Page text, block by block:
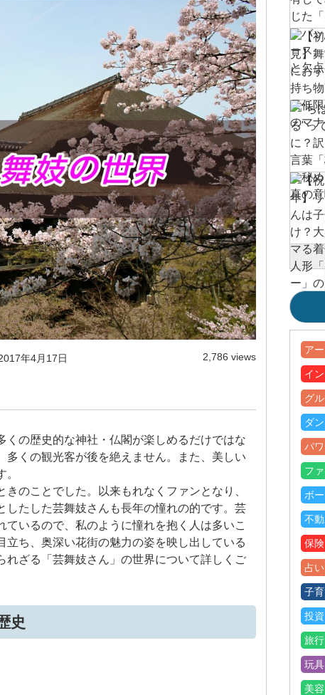
年4月17日 2,786 views
くの歴史的な神社・仏閣が楽しめるだけではな
多くの観光客が後を絶えません。また、美しい
のことでした。以来もれなくファンとなり、
たした芸舞妓さんも長年の憧れの的です。芸
いるので、私のように憧れを抱く人は多いこ
ち、奥深い花街の魅力の姿を映し出している
れざる「芸舞妓さん」の世界について詳しくご
史
アー
イ
グル
ダ
パ
フ
ボ
不
保険
占い
子
投資
旅行
玩具
美容